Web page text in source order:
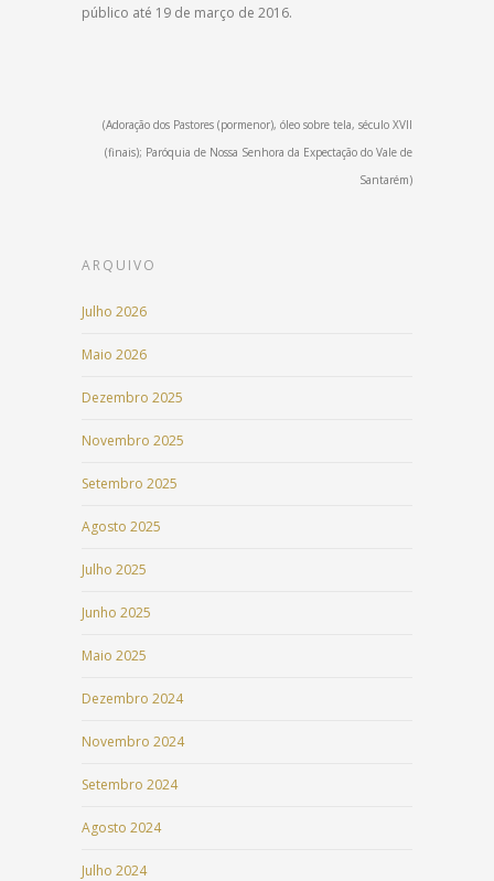
público até 19 de março de 2016.
(Adoração dos Pastores (pormenor), óleo sobre tela, século XVII
(finais); Paróquia de Nossa Senhora da Expectação do Vale de
Santarém)
ARQUIVO
Julho 2026
Maio 2026
Dezembro 2025
Novembro 2025
Setembro 2025
Agosto 2025
Julho 2025
Junho 2025
Maio 2025
Dezembro 2024
Novembro 2024
Setembro 2024
Agosto 2024
Julho 2024